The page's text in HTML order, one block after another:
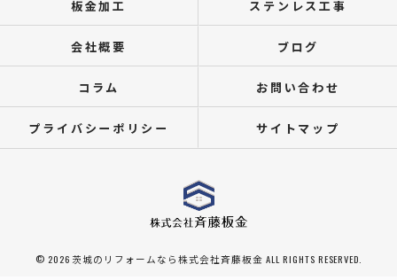
板金加工 ステンレス工事
会社概要 ブログ
コラム お問い合わせ
プライバシーポリシー サイトマップ
© 2026 茨城のリフォームなら株式会社斉藤板金 ALL RIGHTS RESERVED.